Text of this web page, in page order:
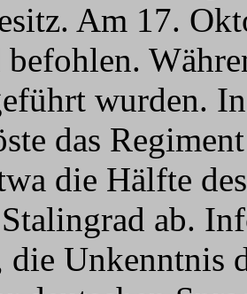
Am 17.
befohlen.
wurden.
das
die Hälfte
ab.
die Unkenntnis